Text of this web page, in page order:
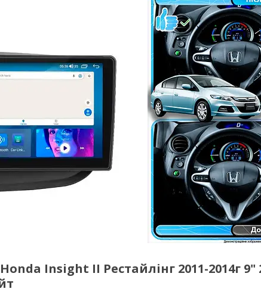
Insight II Рестайлінг 2011-2014г 9"